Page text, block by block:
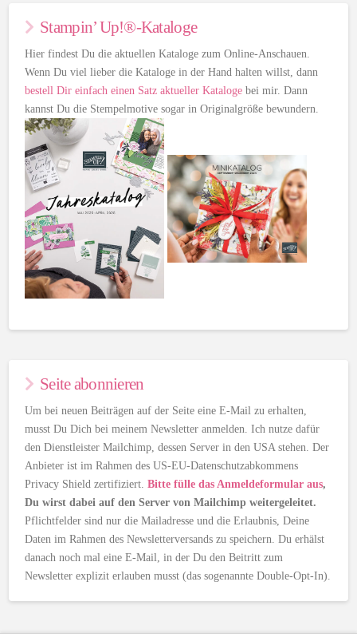
Stampin’ Up!®-Kataloge
Hier findest Du die aktuellen Kataloge zum Online-Anschauen.
Wenn Du viel lieber die Kataloge in der Hand halten willst, dann
bestell Dir einfach einen Satz aktueller Kataloge bei mir. Dann
kannst Du die Stempelmotive sogar in Originalgröße bewundern.
Seite abonnieren
Um bei neuen Beiträgen auf der Seite eine E-Mail zu erhalten,
musst Du Dich bei meinem Newsletter anmelden. Ich nutze dafür
den Dienstleister Mailchimp, dessen Server in den USA stehen. Der
Anbieter ist im Rahmen des US-EU-Datenschutzabkommens
Privacy Shield zertifiziert.Bitte fülle das Anmeldeformular aus,
Du wirst dabei auf den Server von Mailchimp weitergeleitet.
Pflichtfelder sind nur die Mailadresse und die Erlaubnis, Deine
Daten im Rahmen des Newsletterversands zu speichern. Du erhälst
danach noch mal eine E-Mail, in der Du den Beitritt zum
Newsletter explizit erlauben musst (das sogenannte Double-Opt-In).